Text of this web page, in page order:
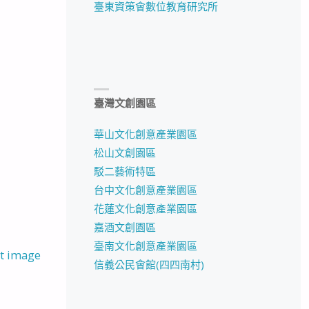
image
臺東資策會數位教育研究所
臺灣文創園區
華山文化創意產業園區
松山文創園區
駁二藝術特區
台中文化創意產業園區
花蓮文化創意產業園區
嘉酒文創園區
臺南文化創意產業園區
信義公民會館(四四南村)